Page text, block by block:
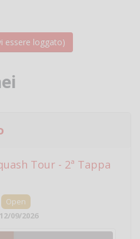
Tour - 2ª Tappa
Open
12/09/2026